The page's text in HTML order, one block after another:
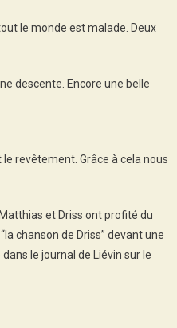
le monde est malade. Deux
descente. Encore une belle
revêtement. Grâce à cela nous
et Driss ont profité du
chanson de Driss” devant une
le journal de Liévin sur le